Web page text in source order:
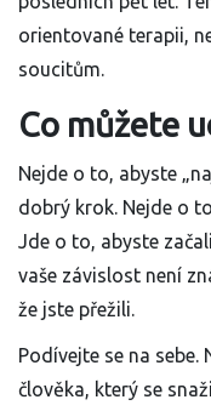
orientované terapii,
soucitům.
Co můžete
Nejde o to, abyste
dobrý krok. Nejde o
Jde o to, abyste
vaše závislost není
že jste přežili.
Podívejte se na sebe.
člověka, který se